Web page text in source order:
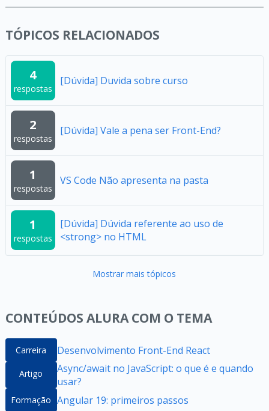
TÓPICOS RELACIONADOS
4
respostas
[Dúvida] Duvida sobre curso
2
respostas
[Dúvida] Vale a pena ser Front-End?
1
respostas
VS Code Não apresenta na pasta
1
respostas
[Dúvida] Dúvida referente ao uso de
<strong> no HTML
Mostrar mais tópicos
CONTEÚDOS ALURA COM O TEMA
Carreira Desenvolvimento Front-End React
Artigo
Async/await no JavaScript: o que é e quando
usar?
Formação Angular 19: primeiros passos